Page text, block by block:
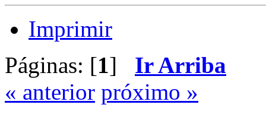
Imprimir
Páginas: [1] Ir Arriba
« anterior próximo »